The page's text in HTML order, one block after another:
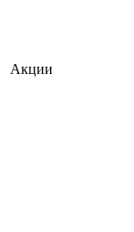
Акции